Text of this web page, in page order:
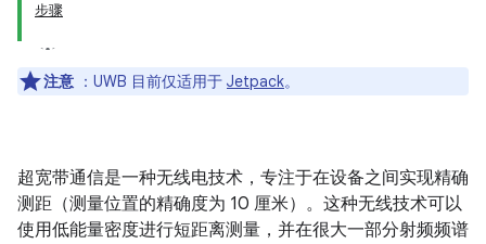
步骤
注意 ：UWB 目前仅适用于 Jetpack。
超宽带通信是一种无线电技术，专注于在设备之间实现精确
测距（测量位置的精确度为 10 厘米）。这种无线技术可以
使用低能量密度进行短距离测量，并在很大一部分射频频谱